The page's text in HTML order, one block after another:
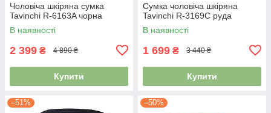
Чоловіча шкіряна сумка
Tavinchi R-6163A чорна
В наявності
2 399 ₴ 4 890 ₴
Купити
Сумка чоловіча шкіряна
Tavinchi R-3169C руда
В наявності
1 699 ₴ 3 440 ₴
Купити
–51% –50%